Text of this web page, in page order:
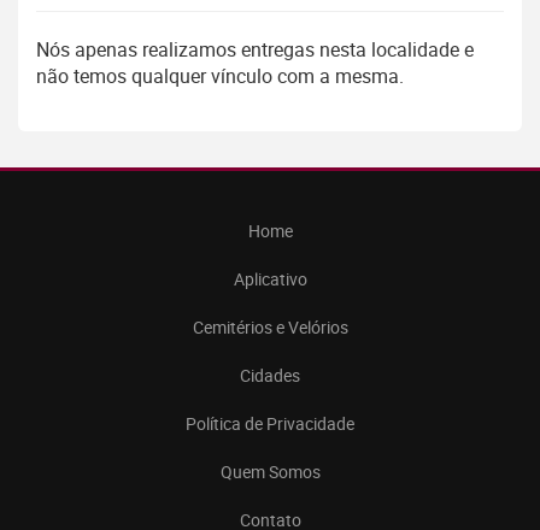
Nós apenas realizamos entregas nesta localidade e
não temos qualquer vínculo com a mesma.
Home
Aplicativo
Cemitérios e Velórios
Cidades
Política de Privacidade
Quem Somos
Contato